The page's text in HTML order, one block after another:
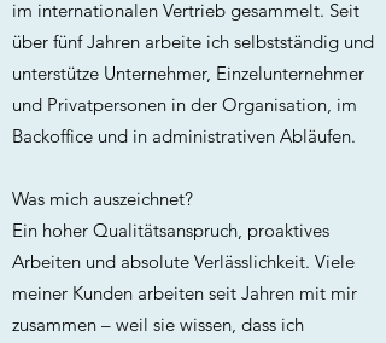
im internationalen Vertrieb gesammelt. Seit
über fünf Jahren arbeite ich selbstständig und
unterstütze Unternehmer, Einzelunternehmer
und Privatpersonen in der Organisation, im
Backoffice und in administrativen Abläufen.
Was mich auszeichnet?
Ein hoher Qualitätsanspruch, proaktives
Arbeiten und absolute Verlässlichkeit. Viele
meiner Kunden arbeiten seit Jahren mit mir
zusammen – weil sie wissen, dass ich